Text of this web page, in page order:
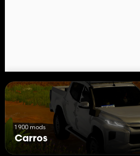
1 900 mods
Carros